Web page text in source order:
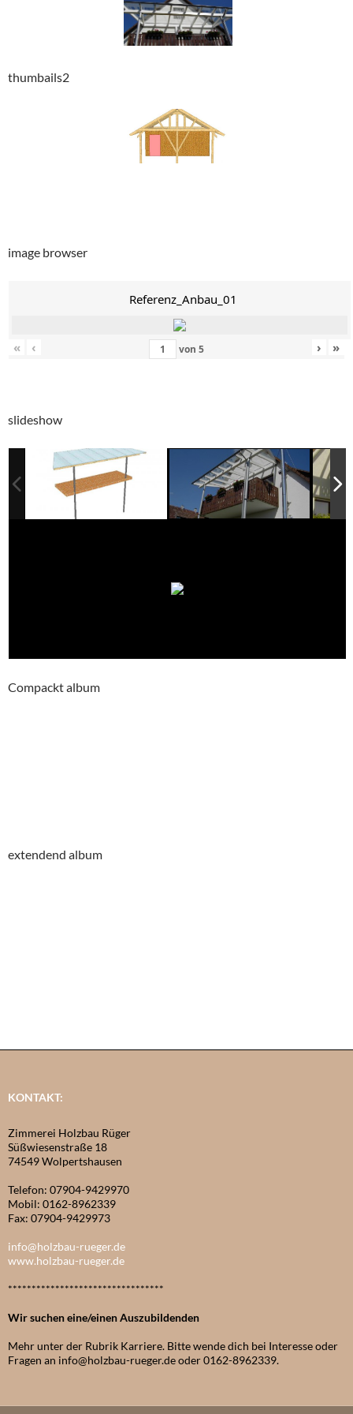
thumbails2
image browser
Referenz_Anbau_01
« ‹ von 5 › »
slideshow
Compackt album
extendend album
KONTAKT:
Zimmerei Holzbau Rüger
Süßwiesenstraße 18
74549 Wolpertshausen
Telefon: 07904-9429970
Mobil: 0162-8962339
Fax: 07904-9429973
info@holzbau-rueger.de
www.holzbau-rueger.de
*********************************
Wir suchen eine/einen Auszubildenden
Mehr unter der Rubrik Karriere. Bitte wende dich bei Interesse oder
Fragen an info@holzbau-rueger.de oder 0162-8962339.